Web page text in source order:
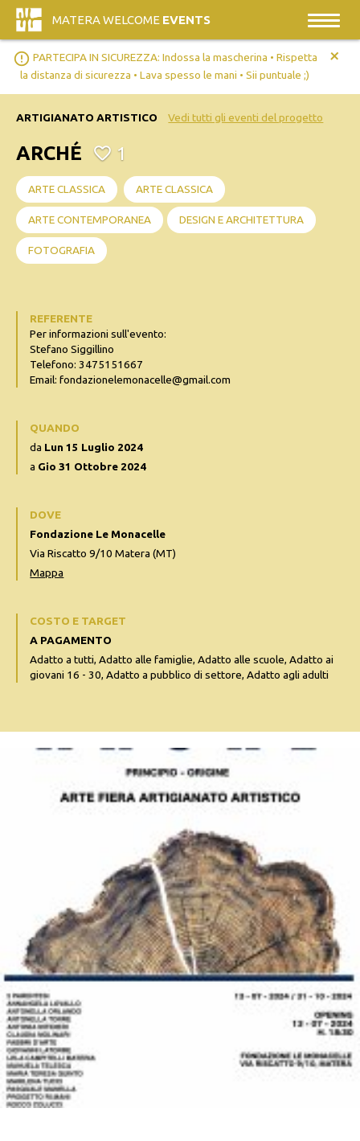
MATERA WELCOME EVENTS
error_outline PARTECIPA IN SICUREZZA: Indossa la mascherina • Rispetta
la distanza di sicurezza • Lava spesso le mani • Sii puntuale ;)
+
ARTIGIANATO ARTISTICO Vedi tutti gli eventi del progetto
ARCHÉ 1
ARTE CLASSICA ARTE CLASSICA
ARTE CONTEMPORANEA DESIGN E ARCHITETTURA
FOTOGRAFIA
REFERENTE
Per informazioni sull'evento:
Stefano Siggillino
Telefono: 3475151667
Email: fondazionelemonacelle@gmail.com
QUANDO
da Lun 15 Luglio 2024
a Gio 31 Ottobre 2024
DOVE
Fondazione Le Monacelle
Via Riscatto 9/10 Matera (MT)
Mappa
COSTO E TARGET
A PAGAMENTO
Adatto a tutti, Adatto alle famiglie, Adatto alle scuole, Adatto ai
giovani 16 - 30, Adatto a pubblico di settore, Adatto agli adulti